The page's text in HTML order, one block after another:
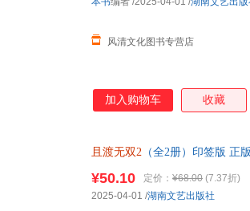
风清文化图书专营店
加入购物车 收藏
且渡无双2 （全2册）印签版 正
¥50.10 定价： ¥68.00 (7.37折)
2025-04-01 /湖南文艺出版社